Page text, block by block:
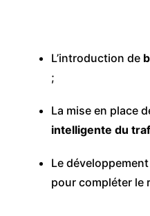
L’introduction de
;
La mise en place
intelligente du
Le
pour compléter le